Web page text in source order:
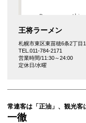
Do you own this
王将ラーメン
札幌市東区東苗穂6条2丁目1
TEL.011-784-2171
営業時間/11:30～24:00
定休日/水曜
常連客は「正油」、観光客
一徹